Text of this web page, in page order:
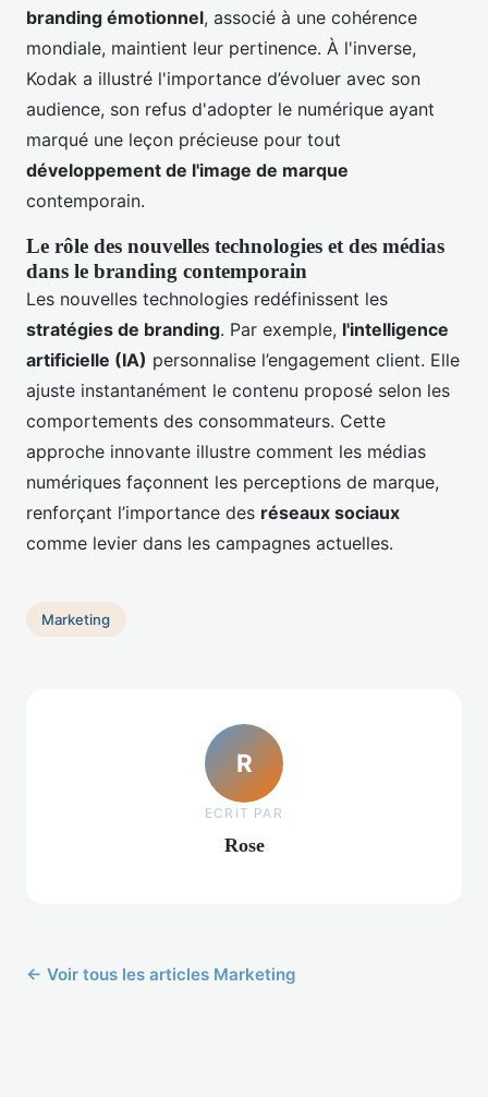
branding émotionnel, associé à une cohérence
mondiale, maintient leur pertinence. À l'inverse,
Kodak a illustré l'importance d’évoluer avec son
audience, son refus d'adopter le numérique ayant
marqué une leçon précieuse pour tout
développement de l'image de marque
contemporain.
Le rôle des nouvelles technologies et des médias
dans le branding contemporain
Les nouvelles technologies redéfinissent les
stratégies de branding. Par exemple, l'intelligence
artificielle (IA) personnalise l’engagement client. Elle
ajuste instantanément le contenu proposé selon les
comportements des consommateurs. Cette
approche innovante illustre comment les médias
numériques façonnent les perceptions de marque,
renforçant l’importance des réseaux sociaux
comme levier dans les campagnes actuelles.
Marketing
R
ECRIT PAR
Rose
← Voir tous les articles Marketing